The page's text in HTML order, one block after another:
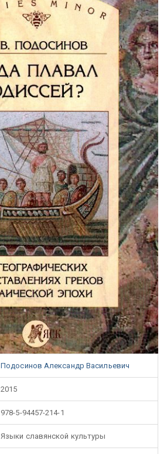
Подосинов Александр Васильевич
2015
978-5-94457-214-1
Языки славянской культуры